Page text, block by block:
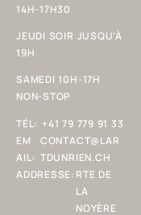
14H-17H30
JEUDI SOIR JUSQU’À
19H
SAMEDI 10H-17H
NON-STOP
TÉL: +41 79 779 91 33
EM
AIL:
CONTACT@LAR
TDUNRIEN.CH
ADDRESSE: RTE DE
LA
NOYÈRE